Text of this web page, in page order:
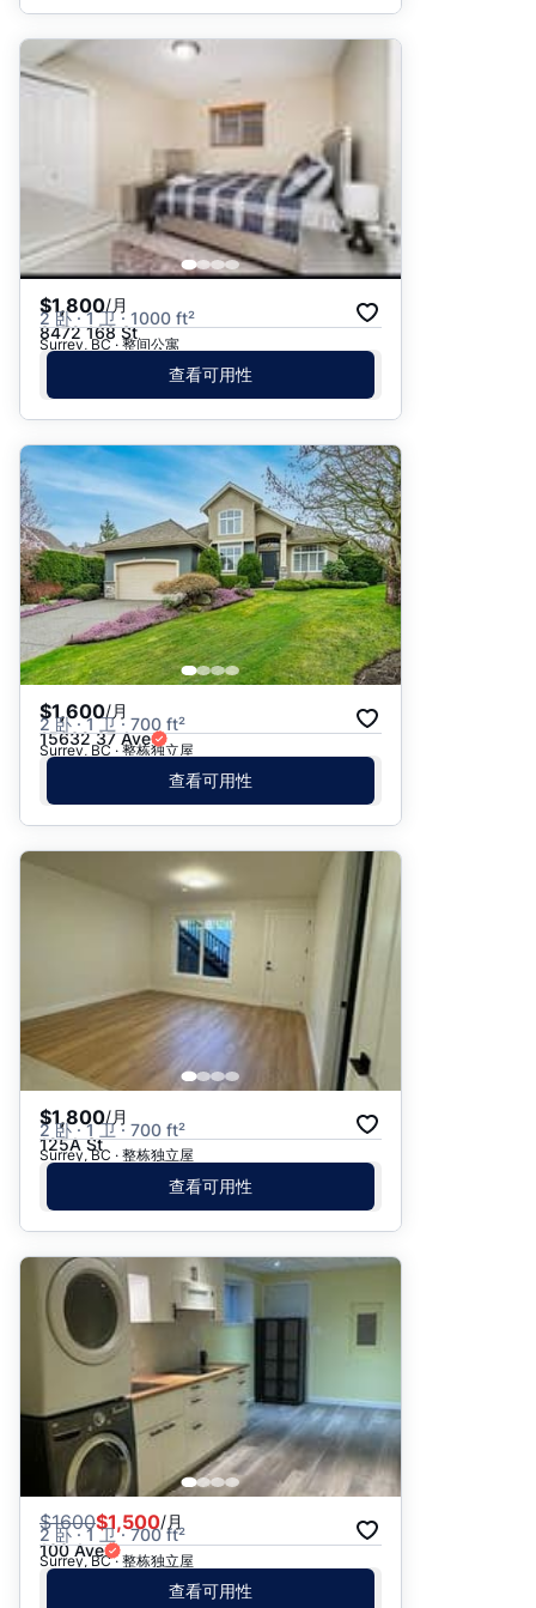
$1,800/月
2 卧 · 1 卫 · 1000 ft²
8472 168 St
Surrey, BC · 整间公寓
查看可用性
$1,600/月
2 卧 · 1 卫 · 700 ft²
15632 37 Ave
Surrey, BC · 整栋独立屋
查看可用性
$1,800/月
2 卧 · 1 卫 · 700 ft²
125A St
Surrey, BC · 整栋独立屋
查看可用性
$1600$1,500/月
2 卧 · 1 卫 · 700 ft²
100 Ave
Surrey, BC · 整栋独立屋
查看可用性